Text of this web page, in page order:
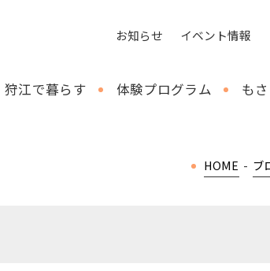
お知らせ イベント情報
狩江で暮らす 体験プログラム も
HOME - ブ